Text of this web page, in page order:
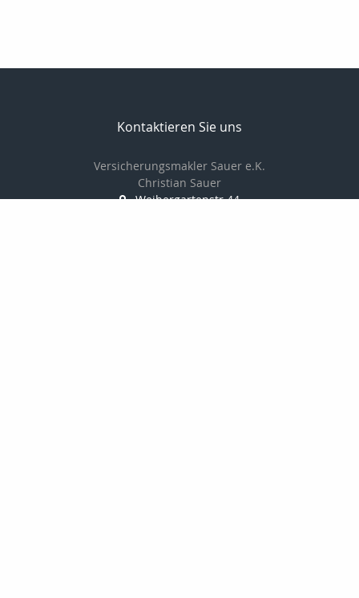
Kontaktieren Sie uns
Versicherungsmakler Sauer e.K.
Christian Sauer
Weihergartenstr.44